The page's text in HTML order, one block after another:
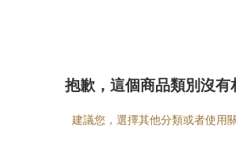
抱歉，這個商品類別沒有
建議您，選擇其他分類或者使用